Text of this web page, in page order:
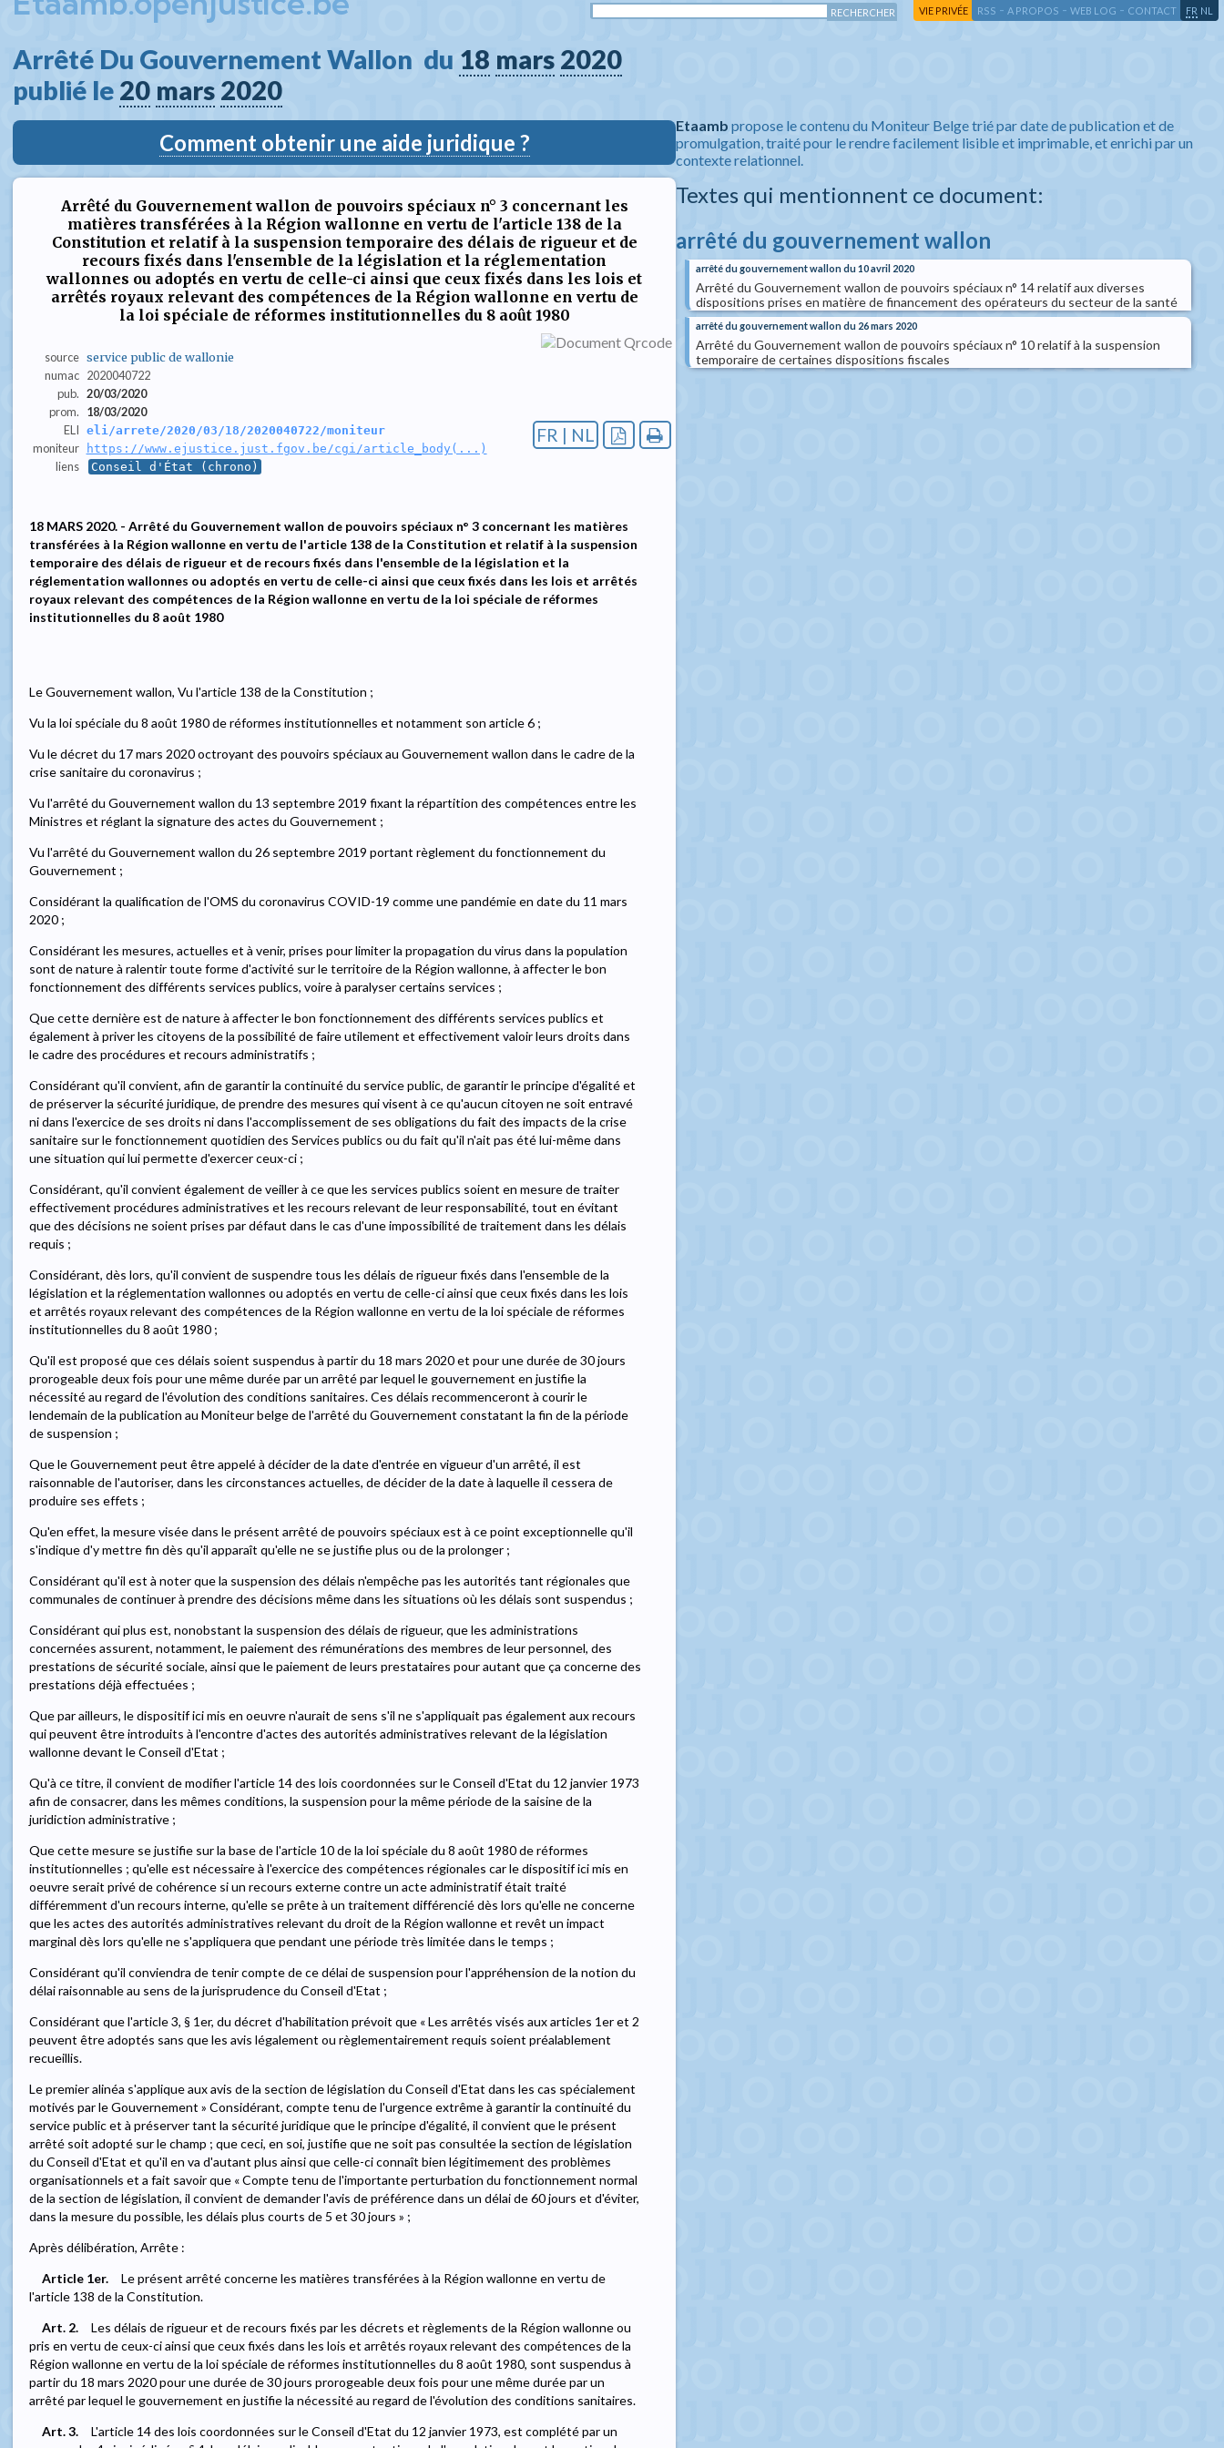
VIE PRIVÉE RSS - A PROPOS - WEB LOG - CONTACT FR NL
Arrêté Du Gouvernement Wallon  du 18 mars 2020
publié le 20 mars 2020
Comment obtenir une aide juridique ?
Arrêté du Gouvernement wallon de pouvoirs spéciaux n° 3 concernant les
matières transférées à la Région wallonne en vertu de l'article 138 de la
Constitution et relatif à la suspension temporaire des délais de rigueur et de
recours fixés dans l'ensemble de la législation et la réglementation
wallonnes ou adoptés en vertu de celle-ci ainsi que ceux fixés dans les lois et
arrêtés royaux relevant des compétences de la Région wallonne en vertu de
la loi spéciale de réformes institutionnelles du 8 août 1980
source service public de wallonie
numac 2020040722
pub. 20/03/2020
prom.
18/03/2020
ELI eli/arrete/2020/03/18/2020040722/moniteur
moniteur https://www.ejustice.just.fgov.be/cgi/article_body(...)
liens Conseil d'État (chrono)
FR | NL
18 MARS 2020. - Arrêté du Gouvernement wallon de pouvoirs spéciaux n° 3 concernant les matières
transférées à la Région wallonne en vertu de l'article 138 de la Constitution et relatif à la suspension
temporaire des délais de rigueur et de recours fixés dans l'ensemble de la législation et la
réglementation wallonnes ou adoptés en vertu de celle-ci ainsi que ceux fixés dans les lois et arrêtés
royaux relevant des compétences de la Région wallonne en vertu de la loi spéciale de réformes
institutionnelles du 8 août 1980
Le Gouvernement wallon, Vu l'article 138 de la Constitution ;
Vu la loi spéciale du 8 août 1980 de réformes institutionnelles et notamment son article 6 ;
Vu le décret du 17 mars 2020 octroyant des pouvoirs spéciaux au Gouvernement wallon dans le cadre de la
crise sanitaire du coronavirus ;
Vu l'arrêté du Gouvernement wallon du 13 septembre 2019 fixant la répartition des compétences entre les
Ministres et réglant la signature des actes du Gouvernement ;
Vu l'arrêté du Gouvernement wallon du 26 septembre 2019 portant règlement du fonctionnement du
Gouvernement ;
Considérant la qualification de l'OMS du coronavirus COVID-19 comme une pandémie en date du 11 mars
2020 ;
Considérant les mesures, actuelles et à venir, prises pour limiter la propagation du virus dans la population
sont de nature à ralentir toute forme d'activité sur le territoire de la Région wallonne, à affecter le bon
fonctionnement des différents services publics, voire à paralyser certains services ;
Que cette dernière est de nature à affecter le bon fonctionnement des différents services publics et
également à priver les citoyens de la possibilité de faire utilement et effectivement valoir leurs droits dans
le cadre des procédures et recours administratifs ;
Considérant qu'il convient, afin de garantir la continuité du service public, de garantir le principe d'égalité et
de préserver la sécurité juridique, de prendre des mesures qui visent à ce qu'aucun citoyen ne soit entravé
ni dans l'exercice de ses droits ni dans l'accomplissement de ses obligations du fait des impacts de la crise
sanitaire sur le fonctionnement quotidien des Services publics ou du fait qu'il n'ait pas été lui-même dans
une situation qui lui permette d'exercer ceux-ci ;
Considérant, qu'il convient également de veiller à ce que les services publics soient en mesure de traiter
effectivement procédures administratives et les recours relevant de leur responsabilité, tout en évitant
que des décisions ne soient prises par défaut dans le cas d'une impossibilité de traitement dans les délais
requis ;
Considérant, dès lors, qu'il convient de suspendre tous les délais de rigueur fixés dans l'ensemble de la
législation et la réglementation wallonnes ou adoptés en vertu de celle-ci ainsi que ceux fixés dans les lois
et arrêtés royaux relevant des compétences de la Région wallonne en vertu de la loi spéciale de réformes
institutionnelles du 8 août 1980 ;
Qu'il est proposé que ces délais soient suspendus à partir du 18 mars 2020 et pour une durée de 30 jours
prorogeable deux fois pour une même durée par un arrêté par lequel le gouvernement en justifie la
nécessité au regard de l'évolution des conditions sanitaires. Ces délais recommenceront à courir le
lendemain de la publication au Moniteur belge de l'arrêté du Gouvernement constatant la fin de la période
de suspension ;
Que le Gouvernement peut être appelé à décider de la date d'entrée en vigueur d'un arrêté, il est
raisonnable de l'autoriser, dans les circonstances actuelles, de décider de la date à laquelle il cessera de
produire ses effets ;
Qu'en effet, la mesure visée dans le présent arrêté de pouvoirs spéciaux est à ce point exceptionnelle qu'il
s'indique d'y mettre fin dès qu'il apparaît qu'elle ne se justifie plus ou de la prolonger ;
Considérant qu'il est à noter que la suspension des délais n'empêche pas les autorités tant régionales que
communales de continuer à prendre des décisions même dans les situations où les délais sont suspendus ;
Considérant qui plus est, nonobstant la suspension des délais de rigueur, que les administrations
concernées assurent, notamment, le paiement des rémunérations des membres de leur personnel, des
prestations de sécurité sociale, ainsi que le paiement de leurs prestataires pour autant que ça concerne des
prestations déjà effectuées ;
Que par ailleurs, le dispositif ici mis en oeuvre n'aurait de sens s'il ne s'appliquait pas également aux recours
qui peuvent être introduits à l'encontre d'actes des autorités administratives relevant de la législation
wallonne devant le Conseil d'Etat ;
Qu'à ce titre, il convient de modifier l'article 14 des lois coordonnées sur le Conseil d'Etat du 12 janvier 1973
afin de consacrer, dans les mêmes conditions, la suspension pour la même période de la saisine de la
juridiction administrative ;
Que cette mesure se justifie sur la base de l'article 10 de la loi spéciale du 8 août 1980 de réformes
institutionnelles ; qu'elle est nécessaire à l'exercice des compétences régionales car le dispositif ici mis en
oeuvre serait privé de cohérence si un recours externe contre un acte administratif était traité
différemment d'un recours interne, qu'elle se prête à un traitement différencié dès lors qu'elle ne concerne
que les actes des autorités administratives relevant du droit de la Région wallonne et revêt un impact
marginal dès lors qu'elle ne s'appliquera que pendant une période très limitée dans le temps ;
Considérant qu'il conviendra de tenir compte de ce délai de suspension pour l'appréhension de la notion du
délai raisonnable au sens de la jurisprudence du Conseil d'Etat ;
Considérant que l'article 3, § 1er, du décret d'habilitation prévoit que « Les arrêtés visés aux articles 1er et 2
peuvent être adoptés sans que les avis légalement ou règlementairement requis soient préalablement
recueillis.
Le premier alinéa s'applique aux avis de la section de législation du Conseil d'Etat dans les cas spécialement
motivés par le Gouvernement » Considérant, compte tenu de l'urgence extrême à garantir la continuité du
service public et à préserver tant la sécurité juridique que le principe d'égalité, il convient que le présent
arrêté soit adopté sur le champ ; que ceci, en soi, justifie que ne soit pas consultée la section de législation
du Conseil d'Etat et qu'il en va d'autant plus ainsi que celle-ci connaît bien légitimement des problèmes
organisationnels et a fait savoir que « Compte tenu de l'importante perturbation du fonctionnement normal
de la section de législation, il convient de demander l'avis de préférence dans un délai de 60 jours et d'éviter,
dans la mesure du possible, les délais plus courts de 5 et 30 jours » ;
Après délibération, Arrête :
Article 1er.
Le présent arrêté concerne les matières transférées à la Région wallonne en vertu de
l'article 138 de la Constitution.
Art. 2.
Les délais de rigueur et de recours fixés par les décrets et règlements de la Région wallonne ou
pris en vertu de ceux-ci ainsi que ceux fixés dans les lois et arrêtés royaux relevant des compétences de la
Région wallonne en vertu de la loi spéciale de réformes institutionnelles du 8 août 1980, sont suspendus à
partir du 18 mars 2020 pour une durée de 30 jours prorogeable deux fois pour une même durée par un
arrêté par lequel le gouvernement en justifie la nécessité au regard de l'évolution des conditions sanitaires.
Art. 3.
L'article 14 des lois coordonnées sur le Conseil d'Etat du 12 janvier 1973, est complété par un
Etaamb propose le contenu du Moniteur Belge trié par date de publication et de
promulgation, traité pour le rendre facilement lisible et imprimable, et enrichi par un
contexte relationnel.
Textes qui mentionnent ce document:
arrêté du gouvernement wallon
arrêté du gouvernement wallon du 10 avril 2020
Arrêté du Gouvernement wallon de pouvoirs spéciaux n° 14 relatif aux diverses
dispositions prises en matière de financement des opérateurs du secteur de la santé
arrêté du gouvernement wallon du 26 mars 2020
Arrêté du Gouvernement wallon de pouvoirs spéciaux n° 10 relatif à la suspension
temporaire de certaines dispositions fiscales